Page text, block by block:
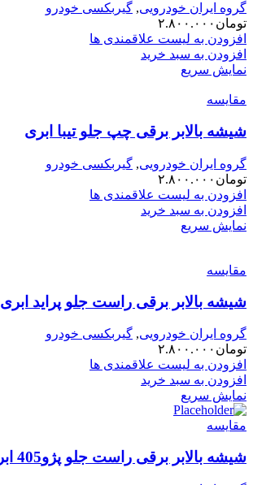
گروه ایران خودرویی, گیربکسی خودرو
تومان ۲.۸۰۰.۰۰۰
افزودن به لیست علاقمندی ها
افزودن به سبد خرید
نمایش سریع
مقایسه
شیشه بالابر برقی چپ جلو تیبا ابری
گروه ایران خودرویی, گیربکسی خودرو
تومان ۲.۸۰۰.۰۰۰
افزودن به لیست علاقمندی ها
افزودن به سبد خرید
نمایش سریع
مقایسه
شیشه بالابر برقی راست جلو پراید ابری
گروه ایران خودرویی, گیربکسی خودرو
تومان ۲.۸۰۰.۰۰۰
افزودن به لیست علاقمندی ها
افزودن به سبد خرید
نمایش سریع
مقایسه
شیشه بالابر برقی راست جلو پژو405 ابری